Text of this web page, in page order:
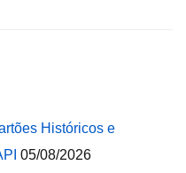
Históricos e
05/08/2026